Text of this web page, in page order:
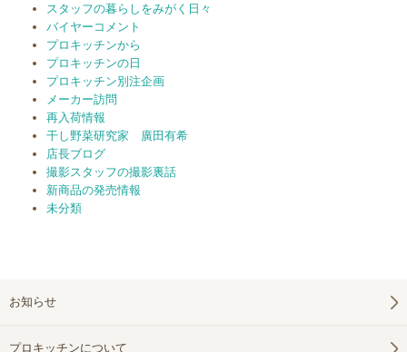
スタッフの暮らしをみがく日々
バイヤーコメント
プロキッチンから
プロキッチンの日
プロキッチン別注企画
メーカー訪問
再入荷情報
干し野菜研究家 廣田有希
店長ブログ
撮影スタッフの撮影裏話
新商品の発売情報
未分類
お知らせ
プロキッチンについて